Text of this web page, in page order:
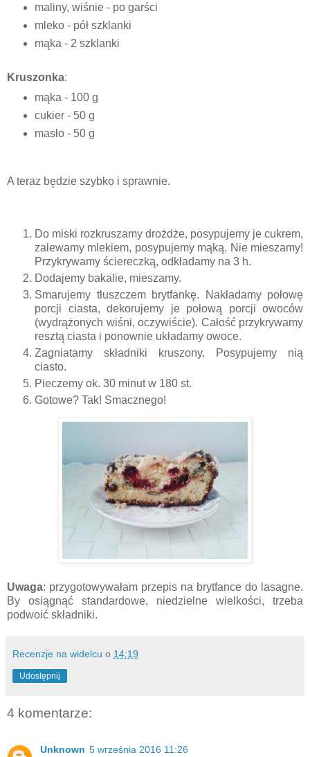
maliny, wiśnie - po garści
mleko - pół szklanki
mąka - 2 szklanki
Kruszonka:
mąka - 100 g
cukier - 50 g
masło - 50 g
A teraz będzie szybko i sprawnie.
Do miski rozkruszamy drożdże, posypujemy je cukrem,
zalewamy mlekiem, posypujemy mąką. Nie mieszamy!
Przykrywamy ściereczką, odkładamy na 3 h.
Dodajemy bakalie, mieszamy.
Smarujemy tłuszczem brytfankę. Nakładamy połowę
porcji ciasta, dekorujemy je połową porcji owoców
(wydrążonych wiśni, oczywiście). Całość przykrywamy
resztą ciasta i ponownie układamy owoce.
Zagniatamy składniki kruszony. Posypujemy nią
ciasto.
Pieczemy ok. 30 minut w 180 st.
Gotowe? Tak! Smacznego!
Uwaga: przygotowywałam przepis na brytfance do lasagne.
By osiągnąć standardowe, niedzielne wielkości, trzeba
podwoić składniki.
Recenzje na widelcu o 14:19
Udostępnij
4 komentarze:
Unknown 5 września 2016 11:26